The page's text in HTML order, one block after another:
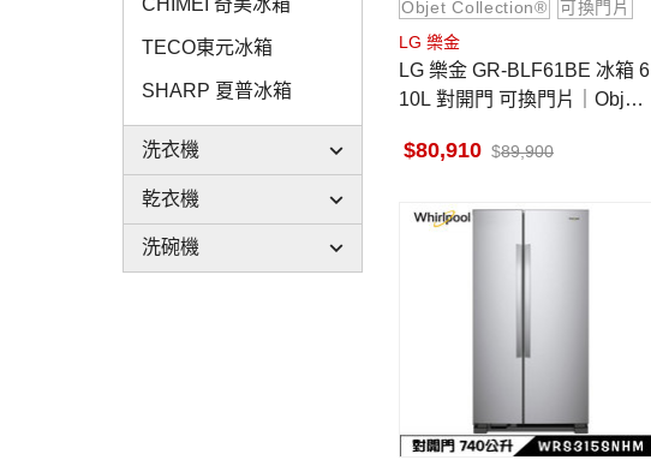
CHIMEI 奇美冰箱
TECO東元冰箱
SHARP 夏普冰箱
洗衣機
乾衣機
洗碗機
Objet Collection®
可換門片
LG 樂金
LG 樂金 GR-BLF61BE 冰箱 6
10L 對開門 可換門片｜Objet
80,910 89,900